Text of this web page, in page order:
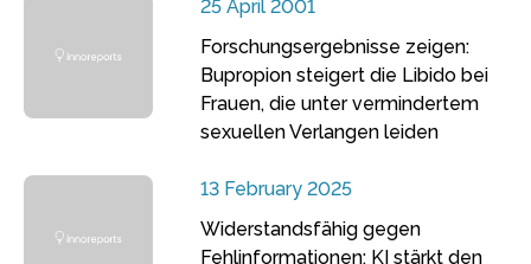
25 April 2001
Forschungsergebnisse zeigen:
Bupropion steigert die Libido bei
Frauen, die unter vermindertem
sexuellen Verlangen leiden
13 February 2025
Widerstandsfähig gegen
Fehlinformationen: KI stärkt den